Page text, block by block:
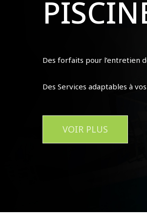
Des forfaits pour l’entretien
Des Services adaptables à
VOIR PLUS